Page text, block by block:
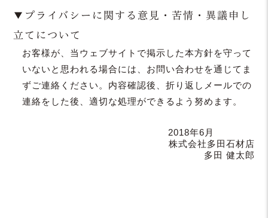
▼プライバシーに関する意見・苦情・異議申し
立てについて
お客様が、当ウェブサイトで掲示した本方針を守って
いないと思われる場合には、お問い合わせを通じてま
ずご連絡ください。内容確認後、折り返しメールでの
連絡をした後、適切な処理ができるよう努めます。
2018年6月
株式会社多田石材店
多田 健太郎